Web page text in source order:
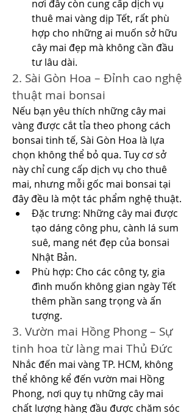
nơi đây còn cung cấp dịch vụ
thuê mai vàng dịp Tết, rất phù
hợp cho những ai muốn sở hữu
cây mai đẹp mà không cần đầu
tư lâu dài.
2. Sài Gòn Hoa – Đỉnh cao nghệ
thuật mai bonsai
Nếu bạn yêu thích những cây mai
vàng được cắt tỉa theo phong cách
bonsai tinh tế, Sài Gòn Hoa là lựa
chọn không thể bỏ qua. Tuy cơ sở
này chỉ cung cấp dịch vụ cho thuê
mai, nhưng mỗi gốc mai bonsai tại
đây đều là một tác phẩm nghệ thuật.
Đặc trưng: Những cây mai được
tạo dáng công phu, cành lá sum
suê, mang nét đẹp của bonsai
Nhật Bản.
Phù hợp: Cho các công ty, gia
đình muốn không gian ngày Tết
thêm phần sang trọng và ấn
tượng.
3. Vườn mai Hồng Phong – Sự
tinh hoa từ làng mai Thủ Đức
Nhắc đến mai vàng TP. HCM, không
thể không kể đến vườn mai Hồng
Phong, nơi quy tụ những cây mai
chất lượng hàng đầu được chăm sóc